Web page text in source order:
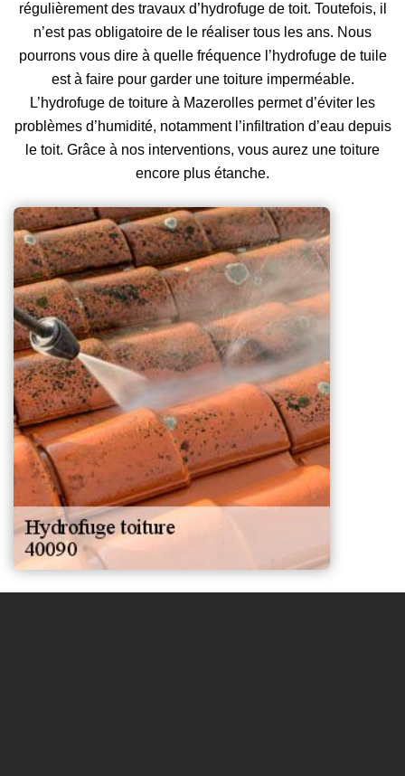
régulièrement des travaux d’hydrofuge de toit. Toutefois, il
n’est pas obligatoire de le réaliser tous les ans. Nous
pourrons vous dire à quelle fréquence l’hydrofuge de tuile
est à faire pour garder une toiture imperméable.
L’hydrofuge de toiture à Mazerolles permet d’éviter les
problèmes d’humidité, notamment l’infiltration d’eau depuis
le toit. Grâce à nos interventions, vous aurez une toiture
encore plus étanche.